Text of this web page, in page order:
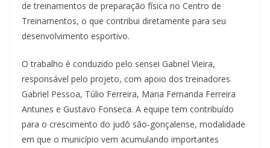
de treinamentos de preparação física no Centro de
Treinamentos, o que contribui diretamente para seu
desenvolvimento esportivo.
O trabalho é conduzido pelo sensei Gabriel Vieira,
responsável pelo projeto, com apoio dos treinadores
Gabriel Pessoa, Túlio Ferreira, Maria Fernanda Ferreira
Antunes e Gustavo Fonseca. A equipe tem contribuído
para o crescimento do judô são-gonçalense, modalidade
em que o município vem acumulando importantes